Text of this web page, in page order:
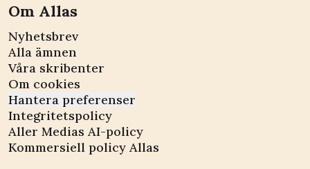
Om Allas
Nyhetsbrev
Alla ämnen
Våra skribenter
Om cookies
Hantera preferenser
Integritetspolicy
Aller Medias AI-policy
Kommersiell policy Allas